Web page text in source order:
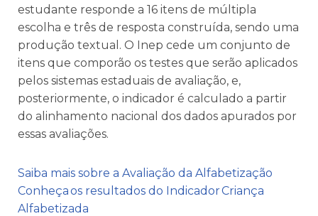
estudante responde a 16 itens de múltipla
escolha e três de resposta construída, sendo uma
produção textual. O Inep cede um conjunto de
itens que comporão os testes que serão aplicados
pelos sistemas estaduais de avaliação, e,
posteriormente, o indicador é calculado a partir
do alinhamento nacional dos dados apurados por
essas avaliações.
Saiba mais sobre a Avaliação da Alfabetização
Conheça os resultados do Indicador Criança
Alfabetizada